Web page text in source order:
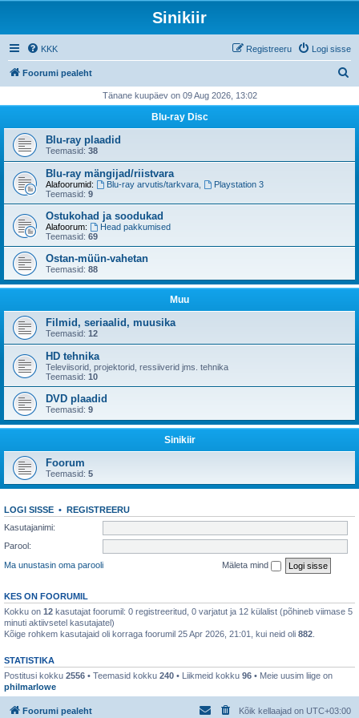
Sinikiir
KKK Logi sisse
Registreeru
Foorumi pealeht
i
Tänane kuupäev on 09 Aug 2026, 13:02
Blu-ray Disc
Blu-ray plaadid
Teemasid: 38
Blu-ray mängijad/riistvara
Alafoorumid: Blu-ray arvutis/tarkvara,
Playstation 3
Teemasid: 9
Ostukohad ja soodukad
Alafoorum:
Head pakkumised
Teemasid: 69
Ostan-müün-vahetan
Teemasid: 88
Muu
Filmid, seriaalid, muusika
Teemasid: 12
HD tehnika
Televiisorid, projektorid, ressiiverid jms. tehnika
Teemasid: 10
DVD plaadid
Teemasid: 9
Sinikiir
Foorum
Teemasid: 5
LOGI SISSE • REGISTREERU
Kasutajanimi:
Parool:
Ma unustasin oma parooli
Mäleta mind
KES ON FOORUMIL
Kokku on 12 kasutajat foorumil: 0 registreeritud, 0 varjatut ja 12 külalist (põhineb viimase 5
minuti aktiivsetel kasutajatel)
Kõige rohkem kasutajaid oli korraga foorumil 25 Apr 2026, 21:01, kui neid oli 882
STATISTIKA
Postitusi kokku 2556 • Teemasid kokku 240 • Liikmeid kokku 96 • Meie uusim liige on
philmarlowe
Foorumi pealeht Kõik kellaajad on UTC+03:00